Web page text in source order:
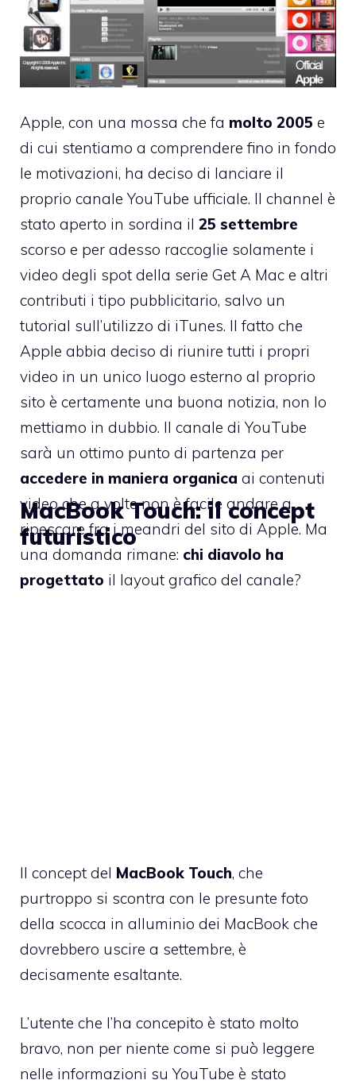
Apple, con una mossa che fa molto 2005 e
di cui stentiamo a comprendere fino in fondo
le motivazioni, ha deciso di lanciare il
proprio canale YouTube ufficiale. Il channel è
stato aperto in sordina il 25 settembre
scorso e per adesso raccoglie solamente i
video degli spot della serie Get A Mac e altri
contributi i tipo pubblicitario, salvo un
tutorial sull’utilizzo di iTunes. Il fatto che
Apple abbia deciso di riunire tutti i propri
video in un unico luogo esterno al proprio
sito è certamente una buona notizia, non lo
mettiamo in dubbio. Il canale di YouTube
sarà un ottimo punto di partenza per
accedere in maniera organica ai contenuti
video che a volte non è facile andare a
ripescare fra i meandri del sito di Apple. Ma
una domanda rimane: chi diavolo ha
progettato il layout grafico del canale?
MacBook Touch: il concept
futuristico
Il concept del MacBook Touch, che
purtroppo si scontra con le presunte foto
della scocca in alluminio dei MacBook che
dovrebbero uscire a settembre, è
decisamente esaltante.
L’utente che l’ha concepito è stato molto
bravo, non per niente come si può leggere
nelle informazioni su YouTube è stato